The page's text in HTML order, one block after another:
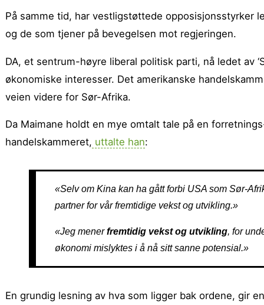
På samme tid, har vestligstøttede opposisjonsstyrker
og de som tjener på bevegelsen mot regjeringen.
DA, et sentrum-høyre liberal politisk parti, nå ledet av
økonomiske interesser. Det amerikanske
veien videre for Sør-Afrika.
Da Maimane holdt en mye omtalt tale på en
handelskammeret, uttalte han:
«Selv om Kina kan ha gått forbi USA som Sør-
partner for vår fremtidige vekst og utvikling.»
«Jeg menerfremtidig vekst og utvikling, for
økonomi mislyktes i å nå sitt sanne potensial.»
En grundig lesning av hva som ligger bak ordene, gir